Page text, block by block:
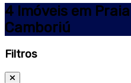
4 Imóveis em
Camboriú
Filtros